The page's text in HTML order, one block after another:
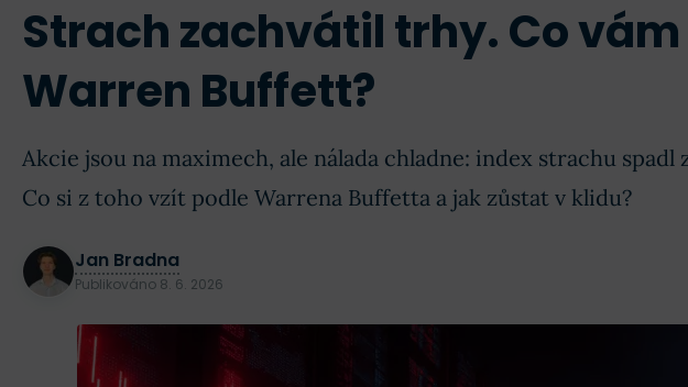
Strach zachvátil trhy. Co
Warren Buffett?
Akcie jsou na maximech, ale nálada chladne: index strachu spadl
Co si z toho vzít podle Warrena Buffetta a jak zůstat v klidu?
Jan Bradna
Publikováno 8. 6. 2026